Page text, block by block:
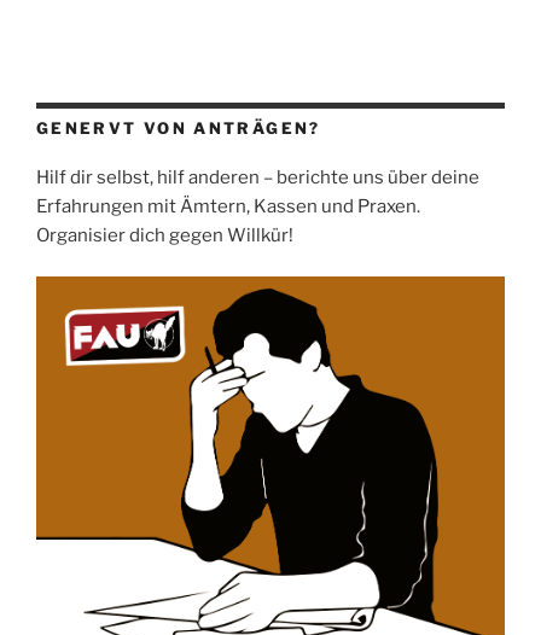
GENERVT VON ANTRÄGEN?
Hilf dir selbst, hilf anderen – berichte uns über deine
Erfahrungen mit Ämtern, Kassen und Praxen.
Organisier dich gegen Willkür!